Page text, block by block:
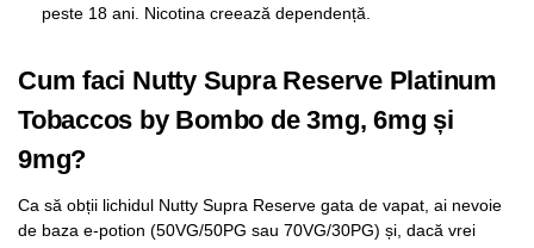
peste 18 ani. Nicotina creează dependență.
Cum faci Nutty Supra Reserve Platinum
Tobaccos by Bombo de 3mg, 6mg și
9mg?
Ca să obții lichidul Nutty Supra Reserve gata de vapat, ai nevoie
de baza e-potion (50VG/50PG sau 70VG/30PG) și, dacă vrei